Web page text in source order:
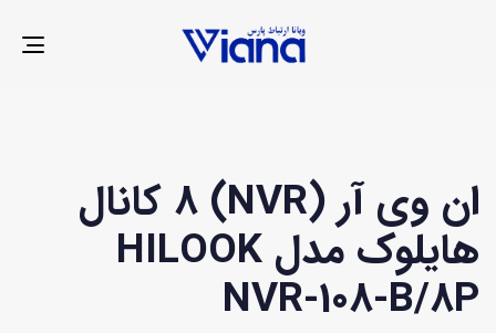
ان وی آر (NVR) 8 کانال
هایلوک مدل HILOOK
NVR-108-B/8P